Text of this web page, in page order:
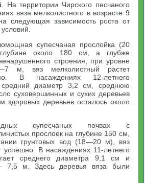
. На территории Чирского песчаного
вяза мелколистного в возрасте 9
следующая зависимость роста от
супесчаная прослойка (20
около 180 см, а глубже
строения, при уровне
м, вяз мелколистный растет
В насаждениях 12-летнего
диаметр 3,2 см, среднюю
суховершинных и сухих деревьев
деревьев осталось около
супесчаных почвах с
прослоек на глубине 150 см,
грунтовых вод (18—20 м), вяз
успешно. В насаждениях 11-летнего
среднего диаметра 9,1 см и
7,5 м. Здесь деревья вяза были